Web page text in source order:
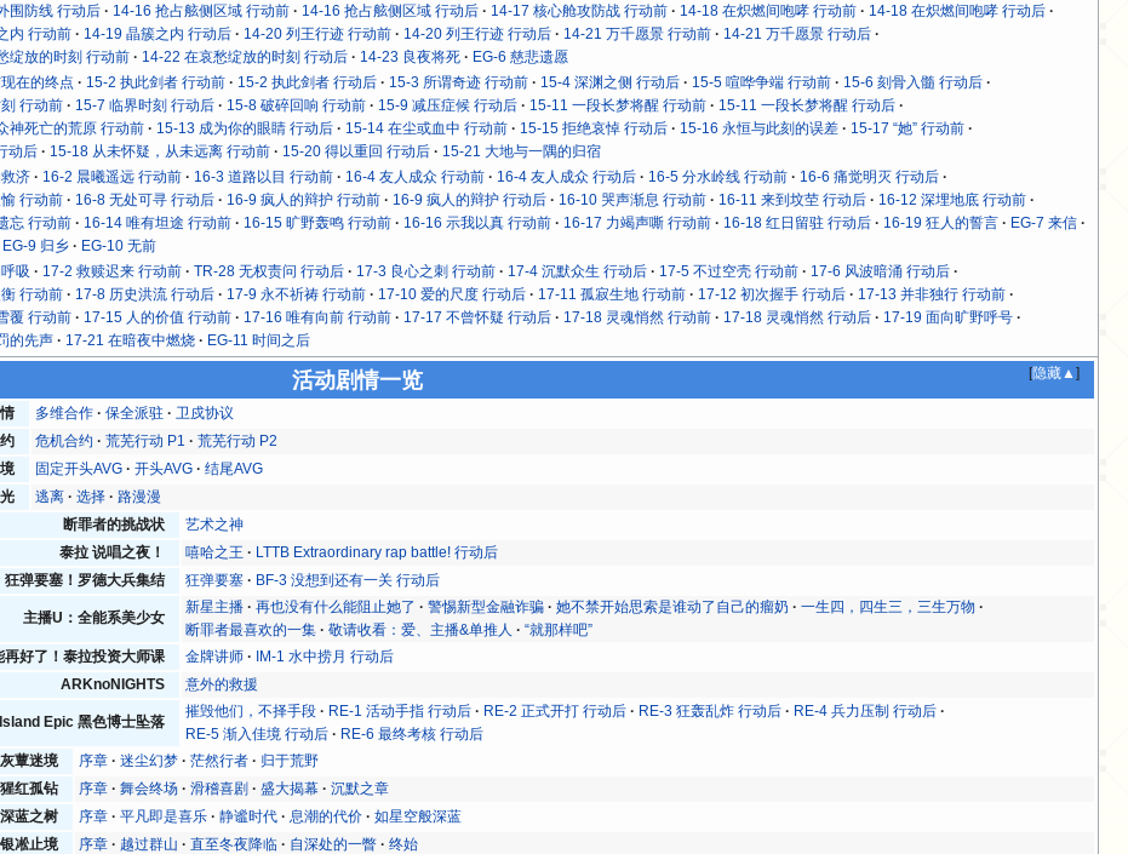
围防线 行动后
14-16 抢占舷侧区域 行动前 14-16 抢占舷侧区域 行动后 14-17 核心舱攻防战 行动前 14-18 在炽燃间咆哮 行动前
14-18 在炽燃间咆哮 行动后
内 行动前
14-19 晶簇之内 行动后 14-20 列王行迹 行动前 14-20 列王行迹 行动后 14-21 万千愿景 行动前
14-21 万千愿景 行动后
绽放的时刻 行动前
14-22 在哀愁绽放的时刻 行动后 14-23 良夜将死 EG-6 慈悲遗愿
在的终点 15-2 执此剑者 行动前 15-2 执此剑者 行动后 15-3 所谓奇迹 行动前 15-4 深渊之侧 行动后 15-5 喧哗争端 行动前
15-6 刻骨入髓 行动后
行动前
15-7 临界时刻 行动后 15-8 破碎回响 行动前 15-9 减压症候 行动后 15-11 一段长梦将醒 行动前
15-11 一段长梦将醒 行动后
神死亡的荒原 行动前
15-13 成为你的眼睛 行动后 15-14 在尘或血中 行动前 15-15 拒绝哀悼 行动后 15-16 永恒与此刻的误差
15-17 “她” 行动前
动后
15-18 从未怀疑，从未远离 行动前 15-20 得以重回 行动后 15-21 大地与一隅的归宿
济 16-2 晨曦遥远 行动前 16-3 道路以目 行动前 16-4 友人成众 行动前 16-4 友人成众 行动后 16-5 分水岭线 行动前
16-6 痛觉明灭 行动后
行动前
16-8 无处可寻 行动后 16-9 疯人的辩护 行动前 16-9 疯人的辩护 行动后 16-10 哭声渐息 行动前 16-11 来到坟茔 行动后
16-12 深埋地底 行动前
忘 行动前
16-14 唯有坦途 行动前 16-15 旷野轰鸣 行动前 16-16 示我以真 行动前 16-17 力竭声嘶 行动前 16-18 红日留驻 行动后 16-19 狂人的誓言
EG-7 来信
EG-9 归乡 EG-10 无前
吸 17-2 救赎迟来 行动前 TR-28 无权责问 行动后 17-3 良心之刺 行动前 17-4 沉默众生 行动后 17-5 不过空壳 行动前
17-6 风波暗涌 行动后
行动前
17-8 历史洪流 行动后 17-9 永不祈祷 行动前 17-10 爱的尺度 行动后 17-11 孤寂生地 行动前 17-12 初次握手 行动后
17-13 并非独行 行动前
覆 行动前
17-15 人的价值 行动前 17-16 唯有向前 行动前 17-17 不曾怀疑 行动后 17-18 灵魂悄然 行动前 17-18 灵魂悄然 行动后
17-19 面向旷野呼号
的先声
17-21 在暗夜中燃烧
EG-11 时间之后
[隐藏▲ ]
活动剧情一览
多维合作 保全派驻
卫戍协议
危机合约 荒芜行动 P1
荒芜行动 P2
固定开头AVG 开头AVG
结尾AVG
逃离 选择 路漫漫
断罪者的挑战状
艺术之神
泰拉 说唱之夜！
嘻哈之王
LTTB Extraordinary rap battle! 行动后
狂弹要塞！罗德大兵集结
狂弹要塞 BF-3 没想到还有一关 行动后
主播U：全能系美少女
新星主播 再也没有什么能阻止她了 警惕新型金融诈骗 她不禁开始思索是谁动了自己的瘤奶
一生四，四生三，三生万物
断罪者最喜欢的一集
敬请收看：爱、主播&单推人
“就那样吧”
再好了！泰拉投资大师课
金牌讲师
IM-1 水中捞月 行动后
ARKnoNIGHTS
意外的救援
Epic 黑色博士坠落
摧毁他们，不择手段 RE-1 活动手指 行动后 RE-2 正式开打 行动后 RE-3 狂轰乱炸 行动后
RE-4 兵力压制 行动后
RE-5 渐入佳境 行动后
RE-6 最终考核 行动后
蕈迷境 序章 迷尘幻梦 茫然行者
归于荒野
红孤钻
序章 舞会终场 滑稽喜剧 盛大揭幕
沉默之章
蓝之树
序章 平凡即是喜乐 静谧时代 息潮的代价
如星空般深蓝
凇止境
序章 越过群山 直至冬夜降临 自深处的一瞥
终始